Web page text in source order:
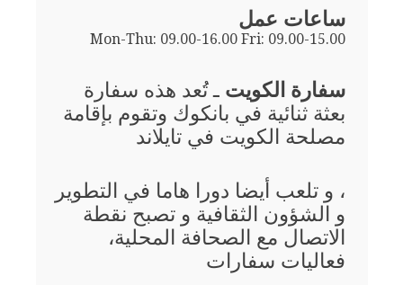
ساعات عمل
Mon-Thu: 09.00-16.00 Fri: 09.00-15.00
سفارة الكويت ـ تُعد هذه سفارة
بعثة ثنائية في بانكوك وتقوم بإقامة
مصلحة الكويت في تايلاند
، و تلعب أيضا دورا هاما في التطوير
و الشؤون الثقافية و تصبح نقطة
الاتصال مع الصحافة المحلية،
فعاليات سفارات